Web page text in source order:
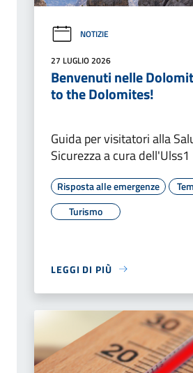
NOTIZIE
27 LUGLIO 2026
Benvenuti nelle
to the Dolomites!
Guida per visitatori alla
Sicurezza a cura dell'Ulss1
Risposta alle emergenze
Turismo
LEGGI DI PIÙ